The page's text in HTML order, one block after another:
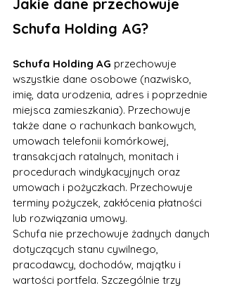
Jakie dane przechowuje
Schufa Holding AG?
Schufa Holding AG przechowuje
wszystkie dane osobowe (nazwisko,
imię, data urodzenia, adres i poprzednie
miejsca zamieszkania). Przechowuje
także dane o rachunkach bankowych,
umowach telefonii komórkowej,
transakcjach ratalnych, monitach i
procedurach windykacyjnych oraz
umowach i pożyczkach. Przechowuje
terminy pożyczek, zakłócenia płatności
lub rozwiązania umowy.
Schufa nie przechowuje żadnych danych
dotyczących stanu cywilnego,
pracodawcy, dochodów, majątku i
wartości portfela. Szczególnie trzy